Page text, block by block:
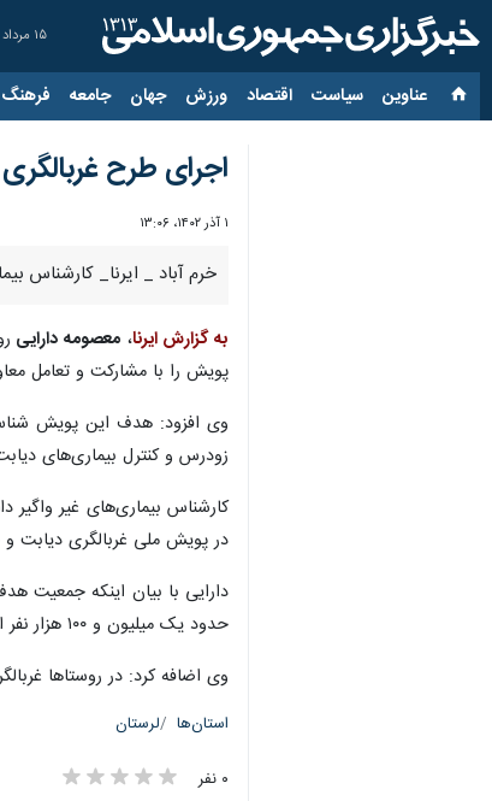
۱۵ مرداد ۱۴۰۵
عناوین‌ سیاست اقتصاد ورزش جهان جامعه فرهنگ
اجرای طرح غربالگری
۱ آذر ۱۴۰۲، ۱۳:۰۶
خرم آباد _ ایرنا_ کارشناس
به گزارش ایرنا، معصومه دارایی
پویش را با مشارکت و تعامل
وی افزود: هدف این پویش
زودرس و کنترل بیماری‌های
در پویش ملی غربالگری دیابت و فشارخون بالا، تمام افراد ۱۸
حدود یک میلیون و ۱۰۰ هزار نفر از جمله ۱۳ هزار مادر باردار در استان غربال‌گری شوند.
وی اضافه کرد: در روستاها
استان‌ها لرستان
۰ نفر